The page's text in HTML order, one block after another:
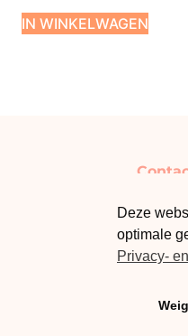
IN WINKELWAGEN
Laat
Deze
optimale
Privacy-